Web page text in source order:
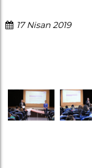
17 Nisan 2019